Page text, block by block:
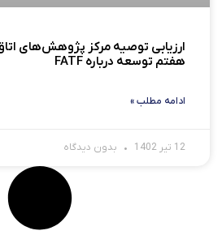
ارزیابی توصیه مرکز پژوهش‌های اتاق
هفتم توسعه درباره FATF
ادامه مطلب »
12 تیر 1402 بدون دیدگاه